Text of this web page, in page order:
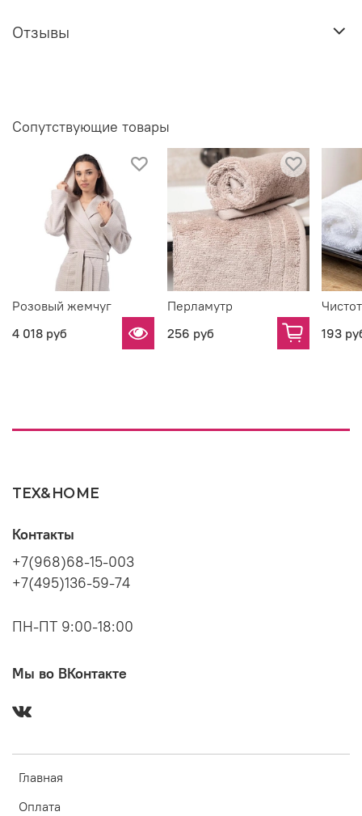
Отзывы
Сопутствующие товары
Розовый жемчуг
4 018 руб
Перламутр
256 руб
193
TEX&HOME
Главная
Оплата
Контакты
+7(968)68-15-003
+7(495)136-59-74
ПН-ПТ 9:00-18:00
Мы во ВКонтакте